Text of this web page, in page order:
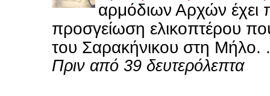
αρμόδιων Αρχών έχει
προσγείωση ελικοπτέρου
του Σαρακήνικου στη Μήλο.
Πριν από 39 δευτερόλεπτα